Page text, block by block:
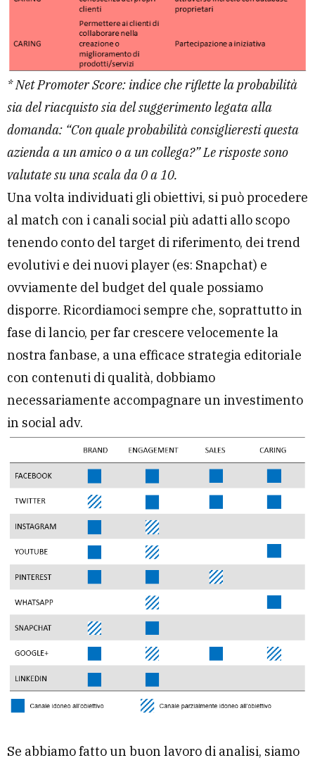
* Net Promoter Score: indice che riflette la probabilità
sia del riacquisto sia del suggerimento legata alla
domanda: “Con quale probabilità consiglieresti questa
azienda a un amico o a un collega?” Le risposte sono
valutate su una scala da 0 a 10.
Una volta individuati gli obiettivi, si può procedere
al match con i canali social più adatti allo scopo
tenendo conto del target di riferimento, dei trend
evolutivi e dei nuovi player (es: Snapchat) e
ovviamente del budget del quale possiamo
disporre. Ricordiamoci sempre che, soprattutto in
fase di lancio, per far crescere velocemente la
nostra fanbase, a una efficace strategia editoriale
con contenuti di qualità, dobbiamo
necessariamente accompagnare un investimento
in social adv.
Se abbiamo fatto un buon lavoro di analisi, siamo